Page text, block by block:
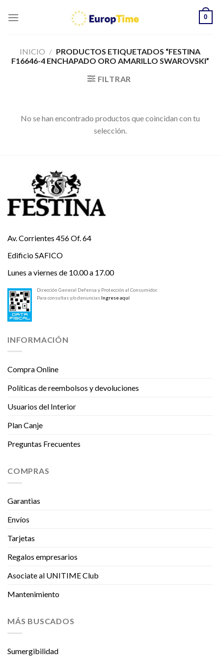
0
INICIO / PRODUCTOS ETIQUETADOS “FESTINA
F16646-4 ENCHAPADO ORO AMARILLO SWAROVSKI”
FILTRAR
No se han encontrado productos que coincidan con tu
selección.
Av. Corrientes 456 Of. 64
Edificio SAFICO
Lunes a viernes de 10.00 a 17.00
Dirección General Defensa y Protección al Consumidor.
Para consultas y/o denuncias Ingrese aquí
INFORMACIÓN
Compra Online
Políticas de reembolsos y devoluciones
Usuarios del Interior
Plan Canje
Preguntas Frecuentes
COMPRAS
Garantias
Envíos
Tarjetas
Regalos empresarios
Asociate al UNITIME Club
Mantenimiento
MÁS BUSCADOS
Sumergibilidad